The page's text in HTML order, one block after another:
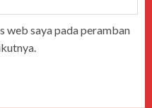
web saya pada peramban